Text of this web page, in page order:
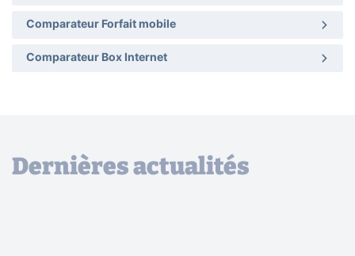
Comparateur Forfait mobile
Comparateur Box Internet
Dernières actualités